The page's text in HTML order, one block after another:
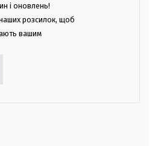
і оновлень!
розсилок, щоб
вашим